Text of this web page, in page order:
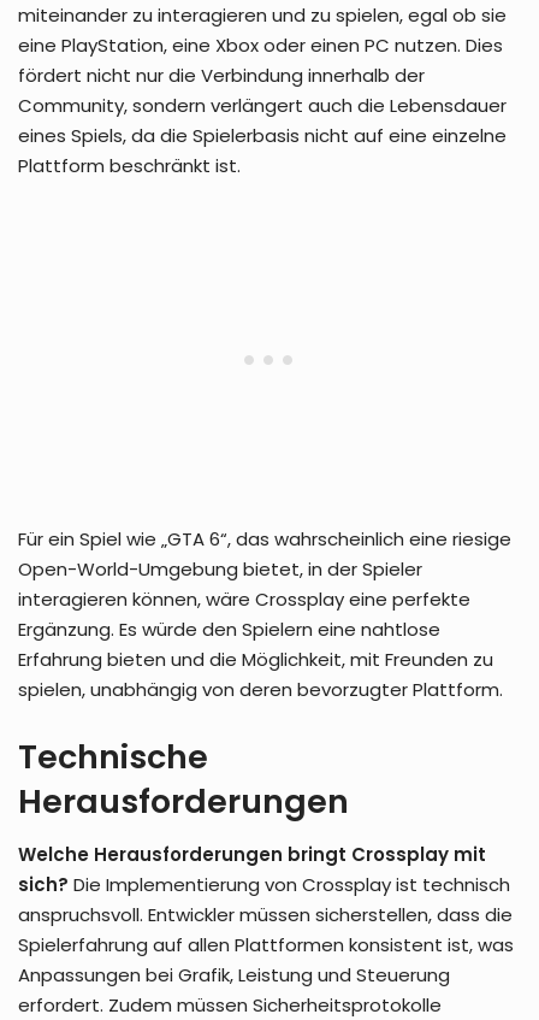
miteinander zu interagieren und zu spielen, egal ob sie
eine PlayStation, eine Xbox oder einen PC nutzen. Dies
fördert nicht nur die Verbindung innerhalb der
Community, sondern verlängert auch die Lebensdauer
eines Spiels, da die Spielerbasis nicht auf eine einzelne
Plattform beschränkt ist.
Für ein Spiel wie „GTA 6“, das wahrscheinlich eine riesige
Open-World-Umgebung bietet, in der Spieler
interagieren können, wäre Crossplay eine perfekte
Ergänzung. Es würde den Spielern eine nahtlose
Erfahrung bieten und die Möglichkeit, mit Freunden zu
spielen, unabhängig von deren bevorzugter Plattform.
Technische
Herausforderungen
Welche Herausforderungen bringt Crossplay mit
sich? Die Implementierung von Crossplay ist technisch
anspruchsvoll. Entwickler müssen sicherstellen, dass die
Spielerfahrung auf allen Plattformen konsistent ist, was
Anpassungen bei Grafik, Leistung und Steuerung
erfordert. Zudem müssen Sicherheitsprotokolle